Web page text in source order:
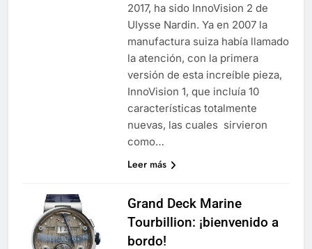
2017, ha sido InnoVision 2 de
Ulysse Nardin. Ya en 2007 la
manufactura suiza había llamado
la atención, con la primera
versión de esta increíble pieza,
InnoVision 1, que incluía 10
características totalmente
nuevas, las cuales sirvieron
como…
Leer más
Grand Deck Marine
Tourbillion: ¡bienvenido a
bordo!